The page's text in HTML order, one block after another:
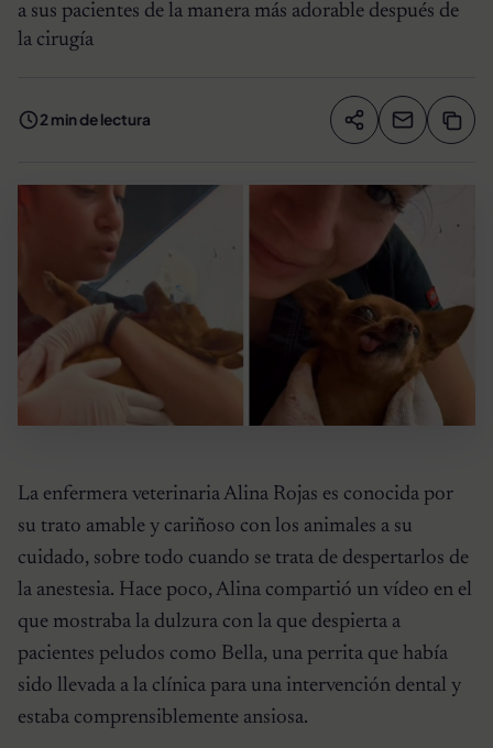
a sus pacientes de la manera más adorable después de
la cirugía
2 min de lectura Compartir
La enfermera veterinaria Alina Rojas es conocida por
su trato amable y cariñoso con los animales a su
cuidado, sobre todo cuando se trata de despertarlos de
la anestesia. Hace poco, Alina compartió un vídeo en el
que mostraba la dulzura con la que despierta a
pacientes peludos como Bella, una perrita que había
sido llevada a la clínica para una intervención dental y
estaba comprensiblemente ansiosa.